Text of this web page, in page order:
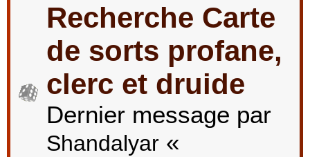
Recherche Carte
de sorts profane,
clerc et druide
Dernier message par
Shandalyar «